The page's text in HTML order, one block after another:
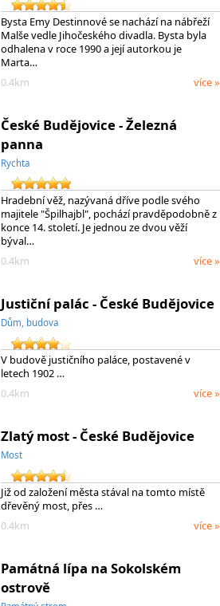
Bysta Emy Destinnové se nachází na nábřeží
Malše vedle Jihočeského divadla. Bysta byla
odhalena v roce 1990 a její autorkou je
Marta…
0.4km
více »
České Budějovice - Železná
panna
Rychta
Hradební věž, nazývaná dříve podle svého
majitele "Špilhajbl", pochází pravděpodobně z
konce 14. století. Je jednou ze dvou věží
býval…
0.4km
více »
Justiční palác - České Budějovice
Dům, budova
V budově justičního paláce, postavené v
letech 1902 …
0.4km
více »
Zlatý most - České Budějovice
Most
Již od založení města stával na tomto místě
dřevěný most, přes …
0.4km
více »
Památná lípa na Sokolském
ostrově